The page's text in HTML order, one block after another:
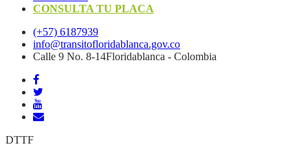
CONSULTA TU PLACA
(+57) 6187939
info@transitofloridablanca.gov.co
Calle 9 No. 8-14Floridablanca - Colombia
DTTF